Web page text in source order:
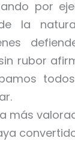
por
la
rubor
más